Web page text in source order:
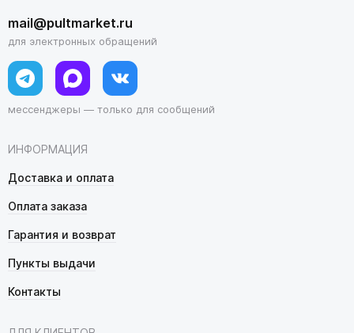
ИНФОРМАЦИЯ
Доставка и оплата
Оплата заказа
Гарантия и возврат
Пункты выдачи
Контакты
mail@pultmarket.ru
для электронных обращений
мессенджеры — только для сообщений